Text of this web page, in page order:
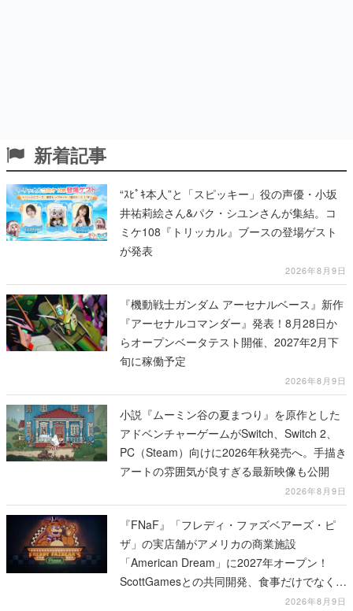
新着記事
“ｽﾋﾟｷ本人”と「スピッキー」役の声優・小坂
井祐莉絵さん&パク・シユンさんが集結。コ
ミケ108『トリッカル』ブースの登場ゲスト
が発表
2026年8月9日
『機動戦士ガンダム アーセナルベース』新作
『アーセナルコマンダー』発表！8月28日か
らオープンベータテスト開催、2027年2月下
旬に稼働予定
2026年8月9日
小説『ムーミン谷の夏まつり』を原作とした
アドベンチャーゲームがSwitch、Switch 2、
PC（Steam）向けに2026年秋発売へ。手描き
アートの雰囲気が良すぎる最新映像も公開
2026年8月9日
『FNaF』「フレディ・ファズベアーズ・ピ
ザ」の実店舗がアメリカの商業施設
「American Dream」に2027年オープン！
ScottGamesとの共同開発、食事だけでなくス
テージショーや没入型のホラー体験も楽しめ
2026年8月9日